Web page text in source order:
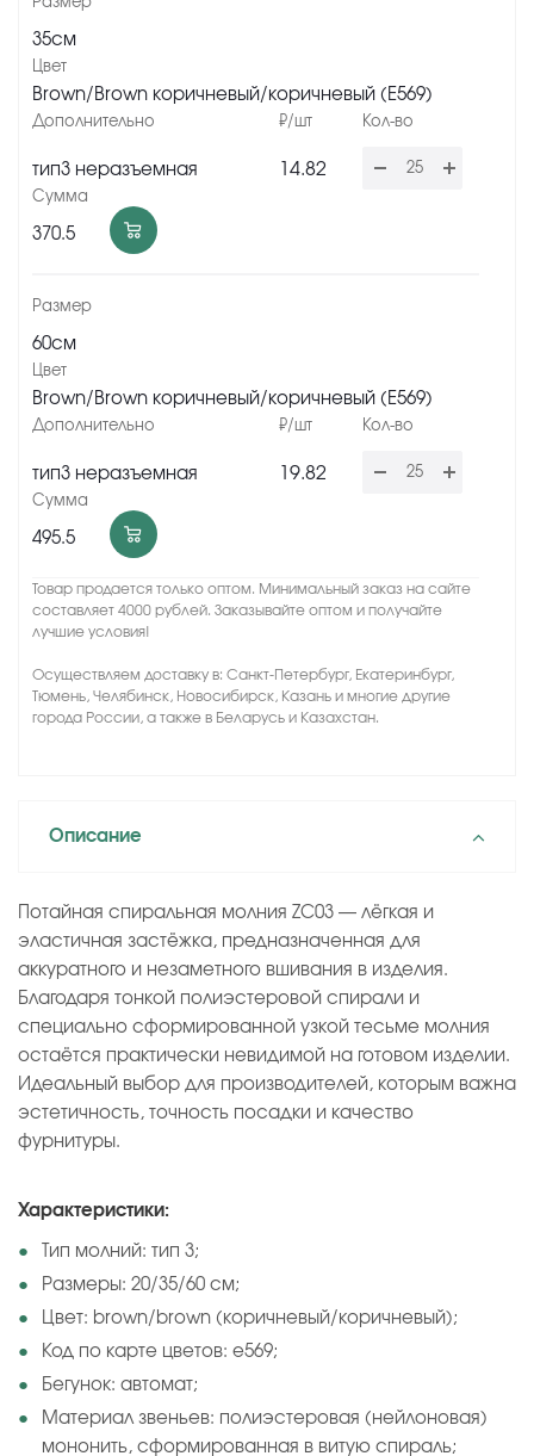
35см
Brown/Brown коричневый/коричневый (Е569)
тип3 неразъемная 14.82
370.5
60см
Brown/Brown коричневый/коричневый (Е569)
тип3 неразъемная 19.82
495.5
Товар продается только оптом. Минимальный заказ на сайте
составляет 4000 рублей. Заказывайте оптом и получайте
лучшие условия!
Осуществляем доставку в: Санкт-Петербург, Екатеринбург,
Тюмень, Челябинск, Новосибирск, Казань и многие другие
города России, а также в Беларусь и Казахстан.
Описание
Потайная спиральная молния ZC03 — лёгкая и
эластичная застёжка, предназначенная для
аккуратного и незаметного вшивания в изделия.
Благодаря тонкой полиэстеровой спирали и
специально сформированной узкой тесьме молния
остаётся практически невидимой на готовом изделии.
Идеальный выбор для производителей, которым важна
эстетичность, точность посадки и качество
фурнитуры.
Характеристики:
Тип молний: тип 3;
Размеры: 20/35/60 см;
Цвет: brown/brown (коричневый/коричневый);
Код по карте цветов: e569;
Бегунок: автомат;
Материал звеньев: полиэстеровая (нейлоновая)
мононить, сформированная в витую спираль;